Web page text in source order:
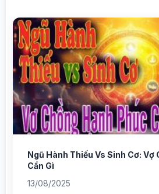
Ngũ Hành Thiếu Vs Sinh Cơ: Vợ
Cần Gì
13/08/2025